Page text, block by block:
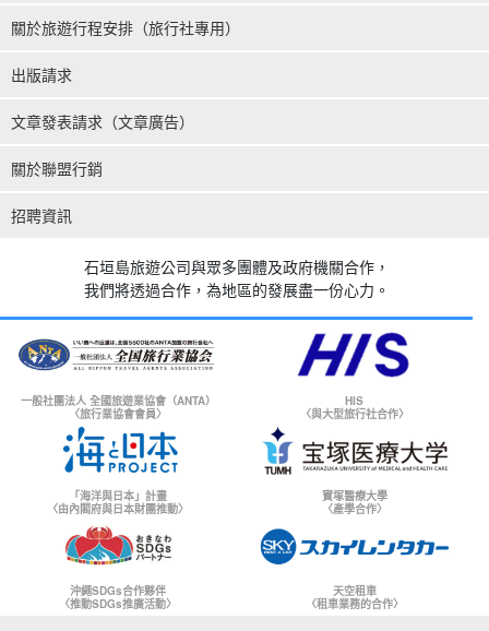
關於旅遊行程安排（旅行社專用）
出版請求
文章發表請求（文章廣告）
關於聯盟行銷
招聘資訊
石垣島旅遊公司與眾多團體及政府機關合作，
我們將透過合作，為地區的發展盡一份心力。
一般社團法人 全國旅遊業協會（ANTA）
〈旅行業協會會員〉
HIS
〈與大型旅行社合作〉
「海洋與日本」計畫
〈由內閣府與日本財團推動〉
寶塚醫療大學
〈產學合作〉
沖繩SDGs合作夥伴
〈推動SDGs推廣活動〉
天空租車
〈租車業務的合作〉